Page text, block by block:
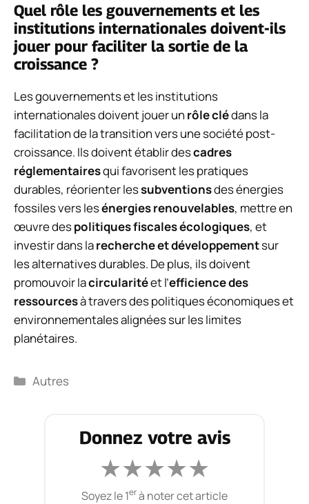
Quel rôle les gouvernements et les
institutions internationales doivent-ils
jouer pour faciliter la sortie de la
croissance ?
Les gouvernements et les institutions
internationales doivent jouer un rôle clédans la
facilitation de la transition vers une société post-
croissance. Ils doivent établir descadres
réglementairesqui favorisent les pratiques
durables, réorienter lessubventionsdes énergies
fossiles vers lesénergies renouvelables, mettre en
œuvre despolitiques fiscales écologiques, et
investir dans larecherche et développementsur
les alternatives durables. De plus, ils doivent
promouvoir lacircularitéet l’efficience des
ressourcesà travers des politiques économiques et
environnementales alignées sur les limites
planétaires.
Catégories
Autres
Donnez votre avis
★★★★★
Soyez le 1erà noter cet article